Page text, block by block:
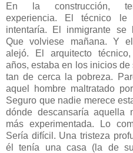
En la construcción,
experiencia. El técnico
intentaría. El inmigrante se
Que volviese mañana. Y
alejó. El arquitecto
años, estaba en los inicios
tan de cerca la pobreza.
aquel hombre maltratado
Seguro que nadie merece
dónde descansaría aquella
más experimentada. Lo
Sería difícil. Una tristeza
él tenía una casa (la de